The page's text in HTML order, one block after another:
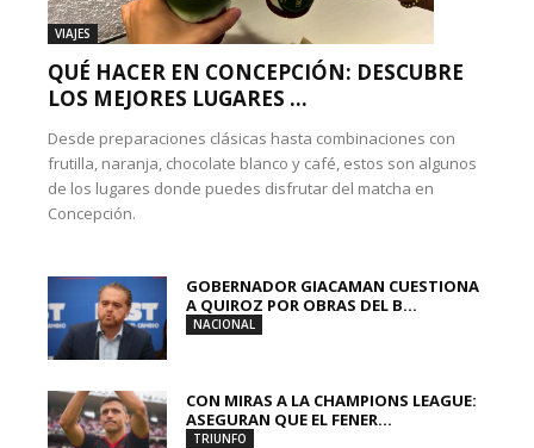
VIAJES
QUÉ HACER EN CONCEPCIÓN: DESCUBRE
LOS MEJORES LUGARES ...
Desde preparaciones clásicas hasta combinaciones con
frutilla, naranja, chocolate blanco y café, estos son algunos
de los lugares donde puedes disfrutar del matcha en
Concepción.
GOBERNADOR GIACAMAN CUESTIONA
A QUIROZ POR OBRAS DEL B...
NACIONAL
CON MIRAS A LA CHAMPIONS LEAGUE:
ASEGURAN QUE EL FENER...
TRIUNFO